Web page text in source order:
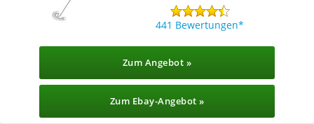
441 Bewertungen
Zum Angebot »
Zum Ebay-Angebot »